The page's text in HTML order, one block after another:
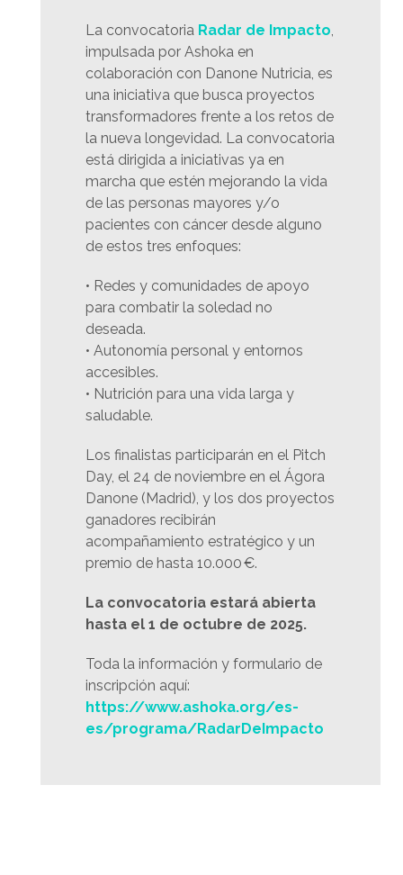
La convocatoria Radar de Impacto
impulsada por Ashoka en
colaboración con Danone Nutricia, es
una iniciativa que busca proyectos
transformadores frente a los retos de
la nueva longevidad. La convocatoria
está dirigida a iniciativas ya en
marcha que estén mejorando la vida
de las personas mayores y/o
pacientes con cáncer desde alguno
de estos tres enfoques:
• Redes y comunidades de apoyo
para combatir la soledad no
deseada.
• Autonomía personal y entornos
accesibles.
• Nutrición para una vida larga y
saludable.
Los finalistas participarán en el Pitch
Day, el 24 de noviembre en el Ágora
Danone (Madrid), y los dos proyectos
ganadores recibirán
acompañamiento estratégico y un
premio de hasta 10.000 €.
La convocatoria estará abierta
hasta el 1 de octubre de 2025.
Toda la información y formulario de
inscripción aquí:
https://www.ashoka.org/es-
es/programa/RadarDeImpacto